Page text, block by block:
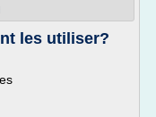
les utiliser?